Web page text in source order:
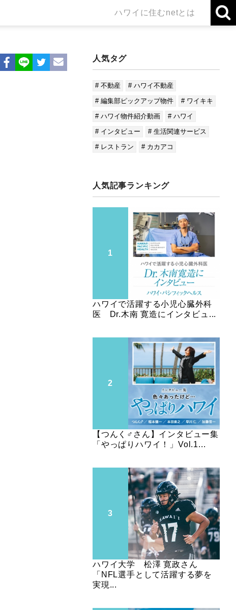
ハワイに住むnetとは
人気タグ
# 不動産
# ハワイ不動産
# 編集部ピックアップ物件
# ワイキキ
# ハワイ物件紹介動画
# ハワイ
# インタビュー
# 生活関連サービス
# レストラン
# カカアコ
人気記事ランキング
ハワイで活躍する小児心臓外科
医 Dr.木南 寛造にインタビュ...
【つんく♂さん】インタビュー集
「やっぱりハワイ！」Vol.1...
ハワイ大学 松澤 寛政さん
「NFL選手として活躍する夢を
実現...